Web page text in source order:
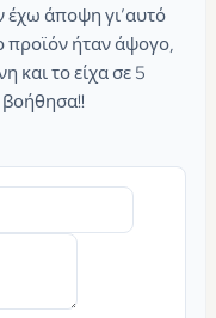
έχω άποψη γι’αυτό
προϊόν ήταν άψογο,
και το είχα σε 5
βοήθησα!!